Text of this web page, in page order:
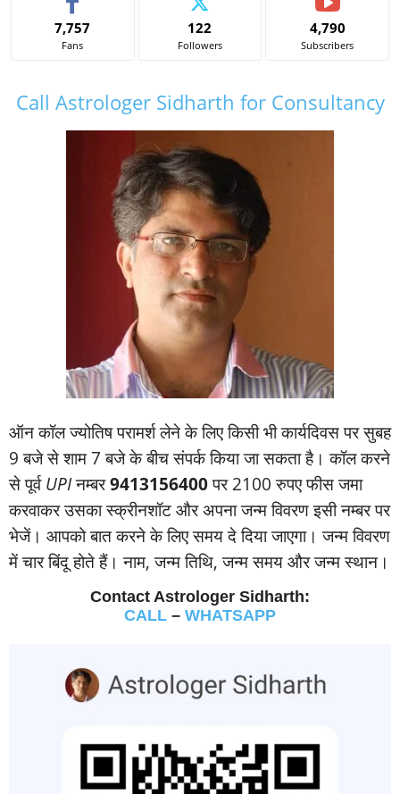
7,757
Fans
122
Followers
4,790
Subscribers
Call Astrologer Sidharth for Consultancy
ऑन कॉल ज्‍योतिष परामर्श लेने के लिए किसी भी कार्यदिवस पर सुबह
9 बजे से शाम 7 बजे के बीच संपर्क किया जा सकता है। कॉल करने
से पूर्वUPIनम्‍बर9413156400पर 2100 रुपए फीस जमा
करवाकर उसका स्‍क्रीनशॉट और अपना जन्‍म विवरण इसी नम्‍बर पर
भेजें। आपको बात करने के लिए समय दे दिया जाएगा। जन्‍म विवरण
में चार बिंदू होते हैं। नाम, जन्‍म तिथि, जन्‍म समय और जन्‍म स्‍थान।
Contact Astrologer Sidharth:
CALL – WHATSAPP